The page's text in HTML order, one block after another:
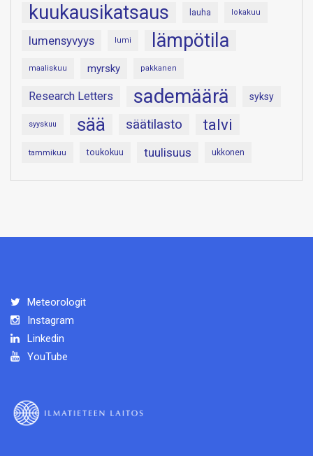
kuukausikatsaus lauha lokakuu
lumensyvyys lumi lämpötila
maaliskuu myrsky pakkanen
Research Letters sademäärä syksy
syyskuu sää säätilasto talvi
tammikuu toukokuu tuulisuus ukkonen
Meteorologit
Instagram
Linkedin
YouTube